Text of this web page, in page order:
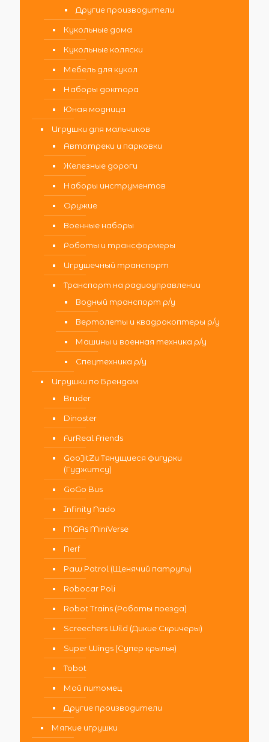
Другие производители
Кукольные дома
Кукольные коляски
Мебель для кукол
Наборы доктора
Юная модница
Игрушки для мальчиков
Автотреки и парковки
Железные дороги
Наборы инструментов
Оружие
Военные наборы
Роботы и трансформеры
Игрушечный транспорт
Транспорт на радиоуправлении
Водный транспорт р/у
Вертолеты и квадрокоптеры р/у
Машины и военная техника р/у
Спецтехника р/у
Игрушки по Брендам
Bruder
Dinoster
FurReal Friends
GooJitZu Тянущиеся фигурки
(Гуджитсу)
GoGo Bus
Infinity Nado
MGAs MiniVerse
Nerf
Paw Patrol (Щенячий патруль)
Robocar Poli
Robot Trains (Роботы поезда)
Screechers Wild (Дикие Скричеры)
Super Wings (Супер крылья)
Tobot
Мой питомец
Другие производители
Мягкие игрушки